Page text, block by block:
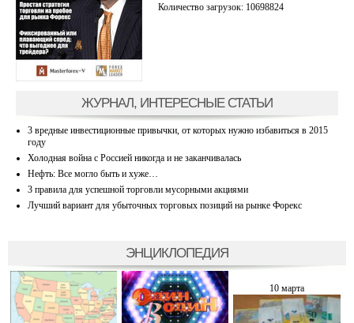
Количество загрузок: 10698824
ЖУРНАЛ, ИНТЕРЕСНЫЕ СТАТЬИ
3 вредные инвестиционные привычки, от которых нужно избавиться в 2015
году
Холодная война с Россией никогда и не заканчивалась
Нефть: Все могло быть и хуже…
3 правила для успешной торговли мусорными акциями
Лучший вариант для убыточных торговых позиций на рынке Форекс
ЭНЦИКЛОПЕДИЯ
10 марта